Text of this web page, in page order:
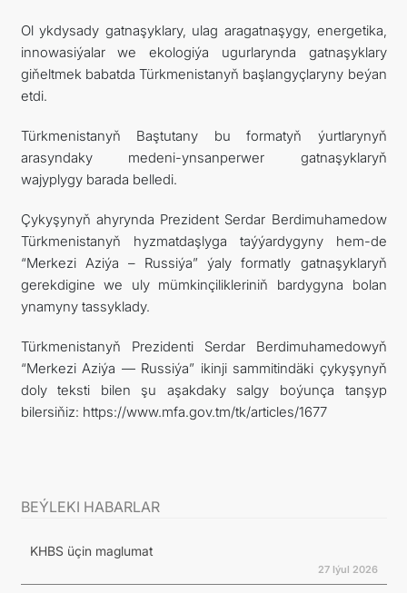
Ol ykdysady gatnaşyklary, ulag aragatnaşygy, energetika,
innowasiýalar we ekologiýa ugurlarynda gatnaşyklary
giňeltmek babatda Türkmenistanyň başlangyçlaryny beýan
etdi.
Türkmenistanyň Baştutany bu formatyň ýurtlarynyň
arasyndaky medeni-ynsanperwer gatnaşyklaryň
wajyplygy barada belledi.
Çykyşynyň ahyrynda Prezident Serdar Berdimuhamedow
Türkmenistanyň hyzmatdaşlyga taýýardygyny hem-de
“Merkezi Aziýa – Russiýa” ýaly formatly gatnaşyklaryň
gerekdigine we uly mümkinçilikleriniň bardygyna bolan
ynamyny tassyklady.
Türkmenistanyň Prezidenti Serdar Berdimuhamedowyň
“Merkezi Aziýa — Russiýa” ikinji sammitindäki çykyşynyň
doly teksti bilen şu aşakdaky salgy boýunça tanşyp
bilersiňiz: https://www.mfa.gov.tm/tk/articles/1677
BEÝLEKI HABARLAR
KHBS üçin maglumat
27 Iýul 2026